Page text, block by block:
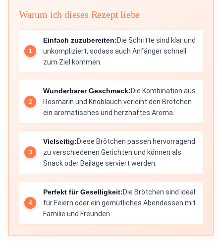
Warum ich dieses Rezept liebe
Einfach zuzubereiten:Die Schritte sind klar und
unkompliziert, sodass auch Anfänger schnell
zum Ziel kommen.
Wunderbarer Geschmack:Die Kombination aus
Rosmarin und Knoblauch verleiht den Brötchen
ein aromatisches und herzhaftes Aroma.
Vielseitig:Diese Brötchen passen hervorragend
zu verschiedenen Gerichten und können als
Snack oder Beilage serviert werden.
Perfekt für Geselligkeit:Die Brötchen sind ideal
für Feiern oder ein gemütliches Abendessen mit
Familie und Freunden.